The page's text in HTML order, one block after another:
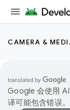
CAMERA &
Google 会使用
译可能包含错误。